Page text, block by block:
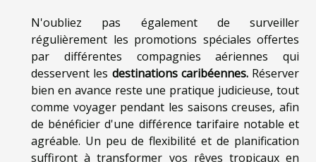
N'oubliez pas également de surveiller
régulièrement les promotions spéciales offertes
par différentes compagnies aériennes qui
desservent les destinations caribéennes.Réserver
bien en avance reste une pratique judicieuse, tout
comme voyager pendant les saisons creuses, afin
de bénéficier d'une différence tarifaire notable et
agréable. Un peu de flexibilité et de planification
suffiront à transformer vos rêves tropicaux en